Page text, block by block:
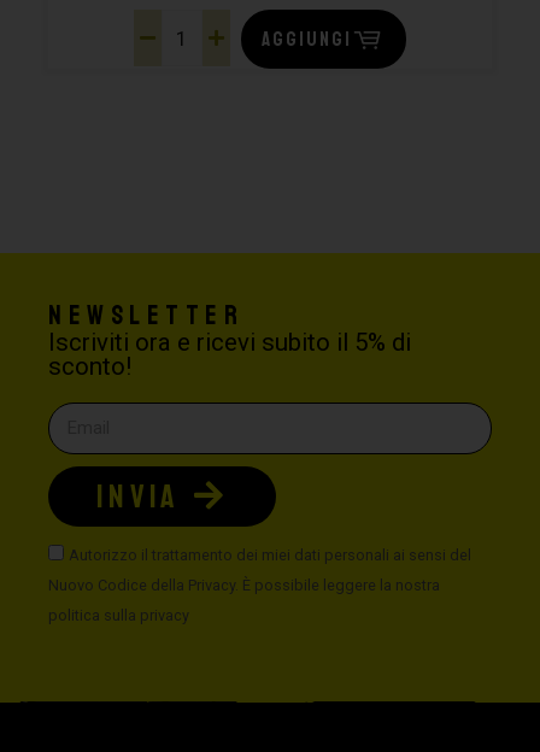
AGGIUNGI
Newsletter
Iscriviti ora e ricevi subito il 5% di
sconto!
Autorizzo il trattamento dei miei dati personali ai sensi del
Nuovo Codice della Privacy. È possibile leggere la nostra
politica sulla privacy
INVIA